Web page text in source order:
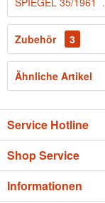
Zubehör 3
Ähnliche Artikel
Service Hotline
Shop Service
Informationen